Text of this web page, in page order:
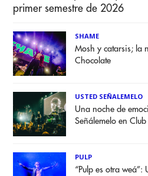
primer semestre de 2026
SHAME
Mosh y catarsis; la
Chocolate
USTED SEÑALEMELO
Una noche de
Señálemelo en
PULP
“Pulp es otra